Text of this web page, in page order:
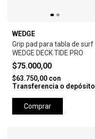
WEDGE
Grip pad para tabla de surf
WEDGE DECK TIDE PRO
$75.000,00
$63.750,00 con
Transferencia o depósito
Comprar